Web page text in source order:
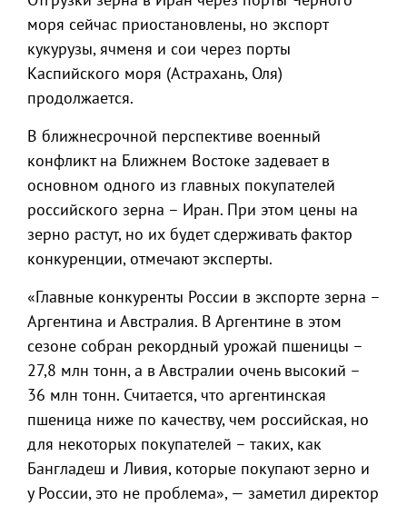
моря сейчас приостановлены, но экспорт
кукурузы, ячменя и сои через порты
Каспийского моря (Астрахань, Оля)
продолжается.
В ближнесрочной перспективе военный
конфликт на Ближнем Востоке задевает в
основном одного из главных покупателей
российского зерна – Иран. При этом цены на
зерно растут, но их будет сдерживать фактор
конкуренции, отмечают эксперты.
«Главные конкуренты России в экспорте зерна –
Аргентина и Австралия. В Аргентине в этом
сезоне собран рекордный урожай пшеницы –
27,8 млн тонн, а в Австралии очень высокий –
36 млн тонн. Считается, что аргентинская
пшеница ниже по качеству, чем российская, но
для некоторых покупателей – таких, как
Бангладеш и Ливия, которые покупают зерно и
у России, это не проблема», — заметил директор